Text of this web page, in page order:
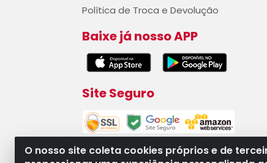
O nosso site coleta cookies próprios e de
Política de Troca e Devolução
Baixe já nosso APP
Site Seguro